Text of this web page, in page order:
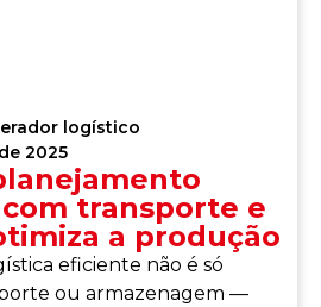
logístico
2025
transporte e
a produção
eficiente não é só
ou armazenagem —